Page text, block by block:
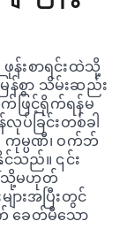
န်းစာရင်းထဲသို့
စွာ သိမ်းဆည်း
ဖြင့်ရိုက်ရန်မ
ခြင်းတစ်ခါ
၊ ကုမ္ပဏီ၊ ဝက်ဘ်
သည်။ ၎င်း
သို့မဟုတ်
ားအပြီးတွင်
ခေတ်မီသော